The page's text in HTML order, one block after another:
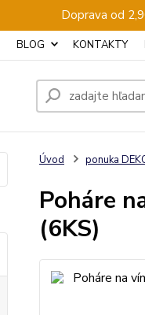
Doprava od
BLOG KONTAKTY
Úvod ponuka
Poháre
(6KS)